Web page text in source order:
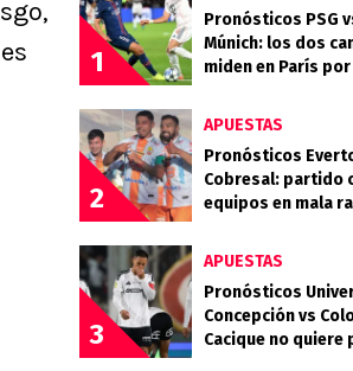
1
Pronósticos PSG
Múnich: los dos
miden en París
2
APUESTAS
Pronósticos
Cobresal: partido
equipos en mala
3
APUESTAS
Pronósticos
Concepción vs
Cacique no quiere